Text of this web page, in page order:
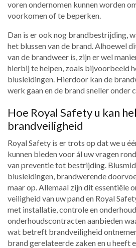
voren ondernomen kunnen worden
voorkomen of te beperken.
Dan is er ook nog brandbestrijding,
het blussen van de brand. Alhoewel
van de brandweer is, zijn er wel
hierbij te helpen, zoals bijvoorbeeld
blusleidingen. Hierdoor kan de
werk gaan en de brand sneller onder
Hoe Royal Safety u kan
brandveiligheid
Royal Safety is er trots op dat we u
kunnen bieden voor ál uw vragen
van preventie tot bestrijding.
blusleidingen, brandwerende
maar op. Allemaal zijn dit essentiële
veiligheid van uw pand en Royal
met installatie, controle en
onderhoudscontracten aanbieden
wat betreft brandveiligheid
brand gerelateerde zaken en u heeft